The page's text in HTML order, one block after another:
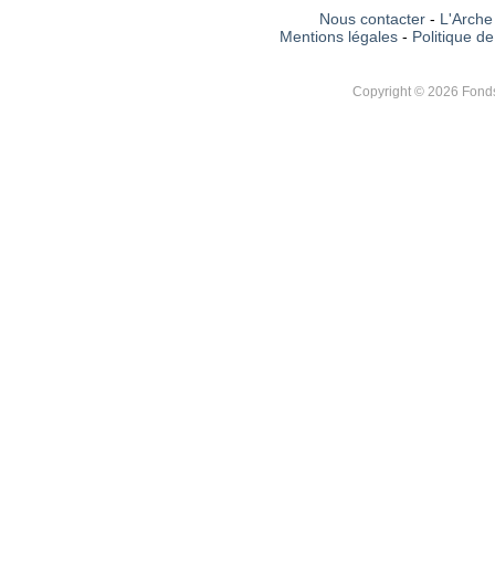
Nous contacter-
Mentions légales - Politique
Copyright © 2026